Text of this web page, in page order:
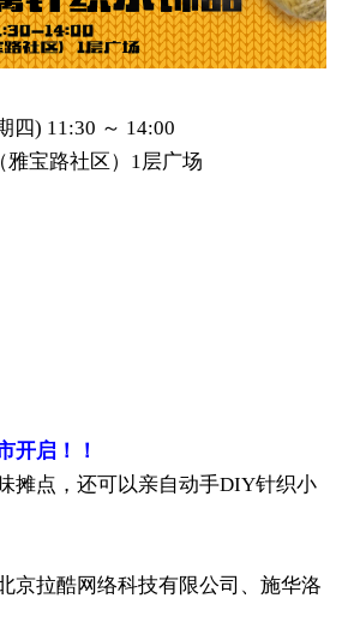
四) 11:30 ～ 14:00
雅宝路社区）1层广场
开启！！
摊点，还可以亲自动手DIY针织小
京拉酷网络科技有限公司、施华洛